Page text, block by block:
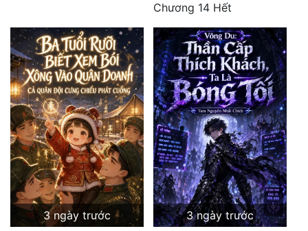
Chương 14 Hết
3 ngày trước
3 ngày trước